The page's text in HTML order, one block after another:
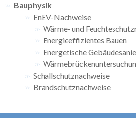
Bauphysik
EnEV-Nachweise
Wärme- und
Energieeffizientes Bauen
Energetische
Schallschutznachweise
Brandschutznachweise